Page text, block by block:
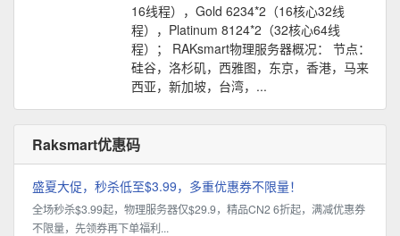
16线程），Gold 6234*2（16核心32线
程），Platinum 8124*2（32核心64线
程）； RAKsmart物理服务器概况： 节点：
硅谷，洛杉矶，西雅图，东京，香港，马来
西亚，新加坡，台湾，...
Raksmart优惠码
盛夏大促，秒杀低至$3.99，多重优惠券不限量！
全场秒杀$3.99起，物理服务器仅$29.9，精品CN2 6折起，满减优惠券
不限量，先领券再下单福利...